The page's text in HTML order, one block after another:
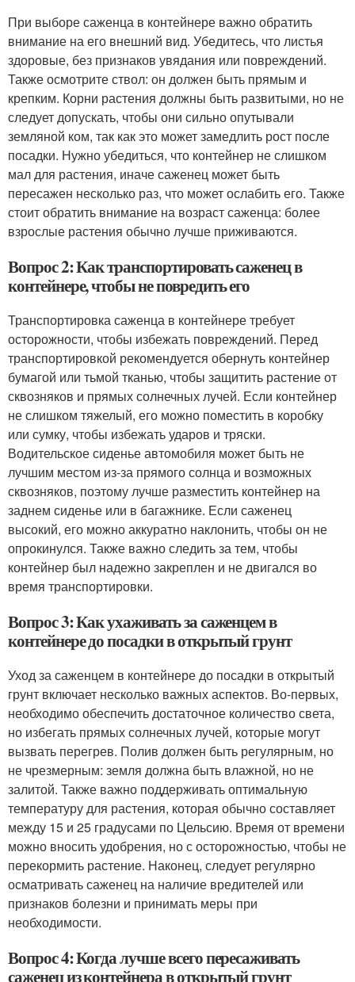
При выборе саженца в контейнере важно обратить
внимание на его внешний вид. Убедитесь, что листья
здоровые, без признаков увядания или повреждений.
Также осмотрите ствол: он должен быть прямым и
крепким. Корни растения должны быть развитыми, но не
следует допускать, чтобы они сильно опутывали
земляной ком, так как это может замедлить рост после
посадки. Нужно убедиться, что контейнер не слишком
мал для растения, иначе саженец может быть
пересажен несколько раз, что может ослабить его. Также
стоит обратить внимание на возраст саженца: более
взрослые растения обычно лучше приживаются.
Вопрос 2: Как транспортировать саженец в
контейнере, чтобы не повредить его
Транспортировка саженца в контейнере требует
осторожности, чтобы избежать повреждений. Перед
транспортировкой рекомендуется обернуть контейнер
бумагой или тьмой тканью, чтобы защитить растение от
сквозняков и прямых солнечных лучей. Если контейнер
не слишком тяжелый, его можно поместить в коробку
или сумку, чтобы избежать ударов и тряски.
Водительское сиденье автомобиля может быть не
лучшим местом из-за прямого солнца и возможных
сквозняков, поэтому лучше разместить контейнер на
заднем сиденье или в багажнике. Если саженец
высокий, его можно аккуратно наклонить, чтобы он не
опрокинулся. Также важно следить за тем, чтобы
контейнер был надежно закреплен и не двигался во
время транспортировки.
Вопрос 3: Как ухаживать за саженцем в
контейнере до посадки в открытый грунт
Уход за саженцем в контейнере до посадки в открытый
грунт включает несколько важных аспектов. Во-первых,
необходимо обеспечить достаточное количество света,
но избегать прямых солнечных лучей, которые могут
вызвать перегрев. Полив должен быть регулярным, но
не чрезмерным: земля должна быть влажной, но не
залитой. Также важно поддерживать оптимальную
температуру для растения, которая обычно составляет
между 15 и 25 градусами по Цельсию. Время от времени
можно вносить удобрения, но с осторожностью, чтобы не
перекормить растение. Наконец, следует регулярно
осматривать саженец на наличие вредителей или
признаков болезни и принимать меры при
необходимости.
Вопрос 4: Когда лучше всего пересаживать
саженец из контейнера в открытый грунт